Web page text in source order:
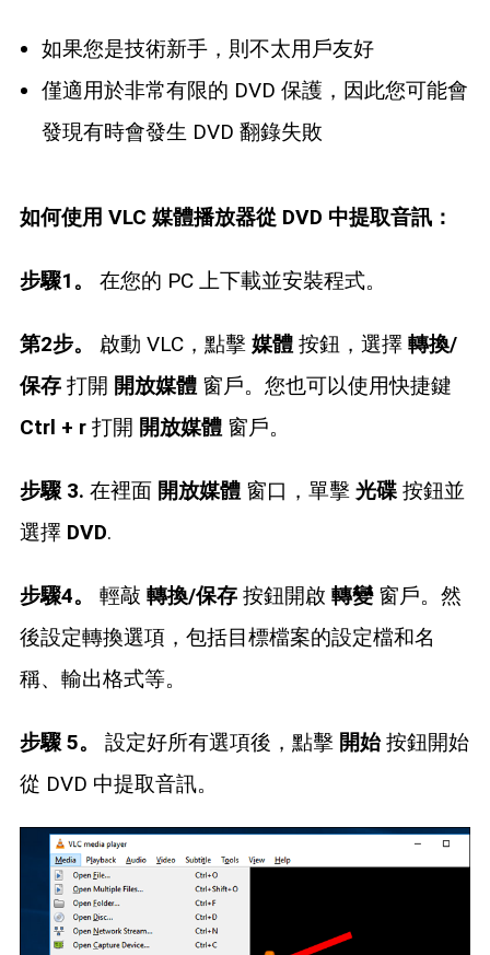
如果您是技術新手，則不太用戶友好
僅適用於非常有限的 DVD 保護，因此您可能會
發現有時會發生 DVD 翻錄失敗
如何使用 VLC 媒體播放器從 DVD 中提取音訊：
步驟1。 在您的 PC 上下載並安裝程式。
第2步。 啟動 VLC，點擊 媒體按鈕，選擇 轉換/
保存打開 開放媒體窗戶。您也可以使用快捷鍵
Ctrl + r打開 開放媒體窗戶。
步驟 3. 在裡面 開放媒體窗口，單擊 光碟按鈕並
選擇 DVD.
步驟4。 輕敲 轉換/保存按鈕開啟 轉變窗戶。然
後設定轉換選項，包括目標檔案的設定檔和名
稱、輸出格式等。
步驟 5。 設定好所有選項後，點擊 開始按鈕開始
從 DVD 中提取音訊。